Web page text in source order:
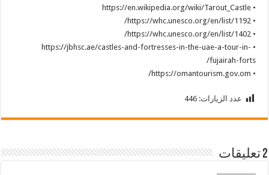
• https://en.wikipedia.org/wiki/Tarout_Castle
• https://whc.unesco.org/en/list/1192/
• https://whc.unesco.org/en/list/1402/
• https://jbhsc.ae/castles-and-fortresses-in-the-uae-a-tour-in-
fujairah-forts/
• https://omantourism.gov.om/
عدد الزيارات: 446
2 تعليقات